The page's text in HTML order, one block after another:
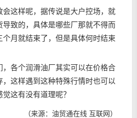
这样呢，据传说是大户控场，就
致的，具体是哪些厂那就不得而
月就结束了，但是具体何时结束
各个润滑油厂其实可以在价格合
这样遇到这种特殊行情时也可以
这有没有道理呢？
（来源：油贸通在线 互联网）